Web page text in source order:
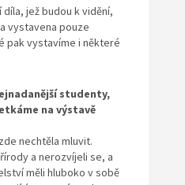
jež budou k vidění,
vystavena pouze
pak vystavíme i některé
studenty,
na výstavě
nechtěla mluvit.
a nerozvíjeli se, a
měli hluboko v sobě